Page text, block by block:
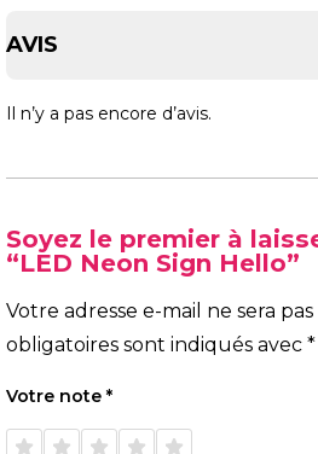
AVIS
Il n’y a pas encore d’avis.
Soyez le premier à
“LED Neon Sign Hello”
Votre adresse e-mail ne sera
obligatoires sont indiqués avec *
Votre note *
1 étoile2 étoiles3 étoiles4 étoiles
5 étoiles